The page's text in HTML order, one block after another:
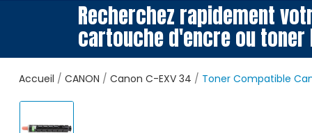
Recherchez rapidement
cartouche d'encre ou toner
Accueil CANON Canon C-EXV 34 Toner Compatible